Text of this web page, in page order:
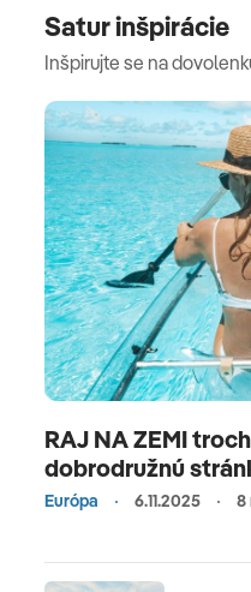
Satur inšpirácie
Inšpirujte se na
RAJ NA ZEMI
dobrodružnú
Európa 6.11.2025 8